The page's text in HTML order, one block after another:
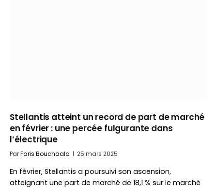
Stellantis atteint un record de part de marché
en février : une percée fulgurante dans
l’électrique
ParFaris Bouchaala 25 mars 2025
En février, Stellantis a poursuivi son ascension,
atteignant une part de marché de 18,1 % sur le marché